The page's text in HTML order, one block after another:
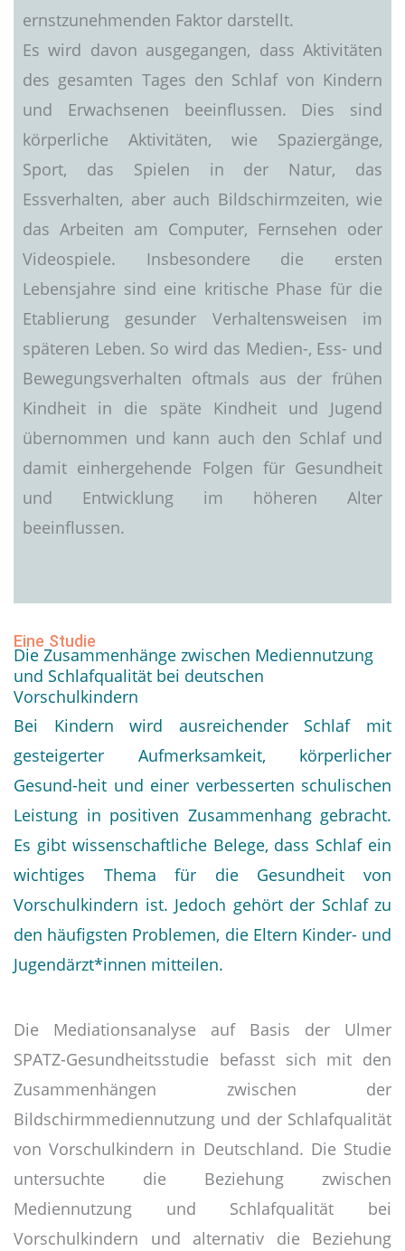
ernstzunehmenden Faktor darstellt.
Es wird davon ausgegangen, dass Aktivitäten
des gesamten Tages den Schlaf von Kindern
und Erwachsenen beeinflussen. Dies sind
körperliche Aktivitäten, wie Spaziergänge,
Sport, das Spielen in der Natur, das
Essverhalten, aber auch Bildschirmzeiten, wie
das Arbeiten am Computer, Fernsehen oder
Videospiele. Insbesondere die ersten
Lebensjahre sind eine kritische Phase für die
Etablierung gesunder Verhaltensweisen im
späteren Leben. So wird das Medien-, Ess- und
Bewegungsverhalten oftmals aus der frühen
Kindheit in die späte Kindheit und Jugend
übernommen und kann auch den Schlaf und
damit einhergehende Folgen für Gesundheit
und Entwicklung im höheren Alter
beeinflussen.
Eine Studie
Die Zusammenhänge zwischen Mediennutzung
und Schlafqualität bei deutschen
Vorschulkindern
Bei Kindern wird ausreichender Schlaf mit
gesteigerter Aufmerksamkeit, körperlicher
Gesund-heit und einer verbesserten schulischen
Leistung in positiven Zusammenhang gebracht.
Es gibt wissenschaftliche Belege, dass Schlaf ein
wichtiges Thema für die Gesundheit von
Vorschulkindern ist. Jedoch gehört der Schlaf zu
den häufigsten Problemen, die Eltern Kinder- und
Jugendärzt*innen mitteilen.
Die Mediationsanalyse auf Basis der Ulmer
SPATZ-Gesundheitsstudie befasst sich mit den
Zusammenhängen zwischen der
Bildschirmmediennutzung und der Schlafqualität
von Vorschulkindern in Deutschland. Die Studie
untersuchte die Beziehung zwischen
Mediennutzung und Schlafqualität bei
Vorschulkindern und alternativ die Beziehung